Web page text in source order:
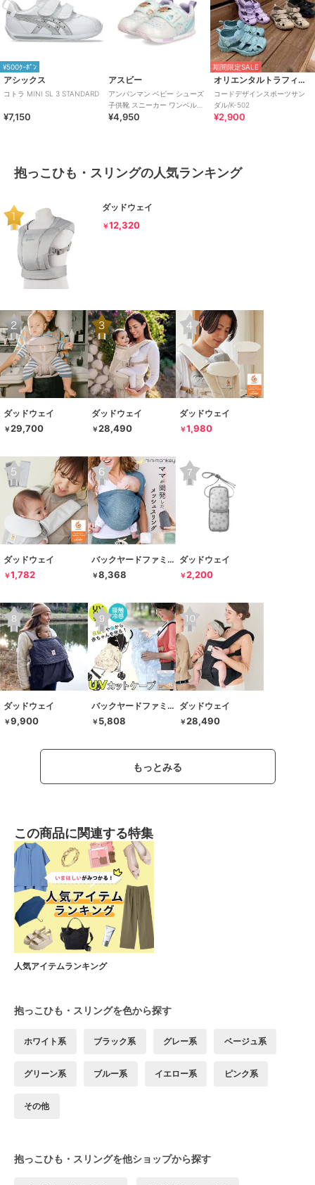
¥500ｸｰﾎﾟﾝ
アシックス
コトラ MINI SL 3 STANDARD
¥7,150
アスビー
アンパンマン ベビー シューズ
子供靴 スニーカー ワンベルト
AP B62
¥4,950
期間限定SALE
オリエンタルトラフィック
コードデザインスポーツサン
ダル/K-502
¥2,900
抱っこひも・スリングの人気ランキング
ダッドウェイ
￥12,320
ダッドウェイ
￥29,700
ダッドウェイ
￥28,490
ダッドウェイ
￥1,980
ダッドウェイ
￥1,782
バックヤードファミリー
￥8,368
ダッドウェイ
￥2,200
ダッドウェイ
￥9,900
バックヤードファミリー
￥ 5,808
ダッドウェイ
￥28,490
もっとみる
この商品に関連する特集
人気アイテムランキング
抱っこひも・スリングを色から探す
ホワイト系 ブラック系 グレー系 ベージュ系
グリーン系 ブルー系 イエロー系 ピンク系
その他
抱っこひも・スリングを他ショップから探す